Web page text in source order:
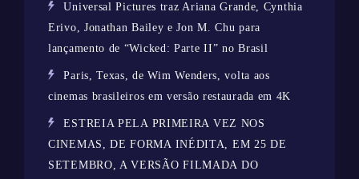
Universal Pictures traz Ariana Grande, Cynthia
Erivo, Jonathan Bailey e Jon M. Chu para
lançamento de “Wicked: Parte II” no Brasil
Paris, Texas, de Wim Wenders, volta aos
cinemas brasileiros em versão restaurada em 4K
ESTREIA PELA PRIMEIRA VEZ NOS
CINEMAS, DE FORMA INÉDITA, EM 25 DE
SETEMBRO, A VERSÃO FILMADA DO